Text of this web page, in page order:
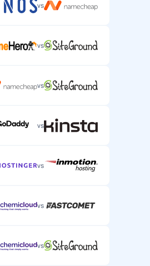
serveriprobleemide jaoks.
jaoks.
vs
vs
vs
vs
vs
vs
vs